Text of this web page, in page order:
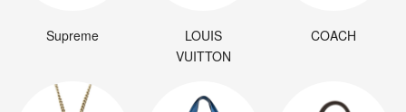
Supreme
LOUIS
VUITTON
COACH